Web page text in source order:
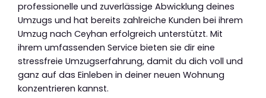
professionelle und zuverlässige Abwicklung deines
Umzugs und hat bereits zahlreiche Kunden bei ihrem
Umzug nach Ceyhan erfolgreich unterstützt. Mit
ihrem umfassenden Service bieten sie dir eine
stressfreie Umzugserfahrung, damit du dich voll und
ganz auf das Einleben in deiner neuen Wohnung
konzentrieren kannst.